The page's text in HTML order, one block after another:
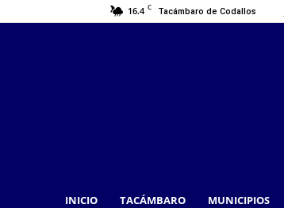
16.4 C Tacámbaro de Codallos
INICIO TACÁMBARO MUNICIPIOS